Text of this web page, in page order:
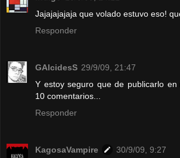
Jajajajajaja que volado estuvo eso!
Responder
GAlcidesS 29/9/09, 21:47
Y estoy seguro que de publicarlo
10 comentarios...
Responder
KagosaVampire
30/9/09, 9:27